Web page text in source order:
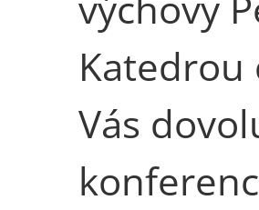
Katedrou
Vás